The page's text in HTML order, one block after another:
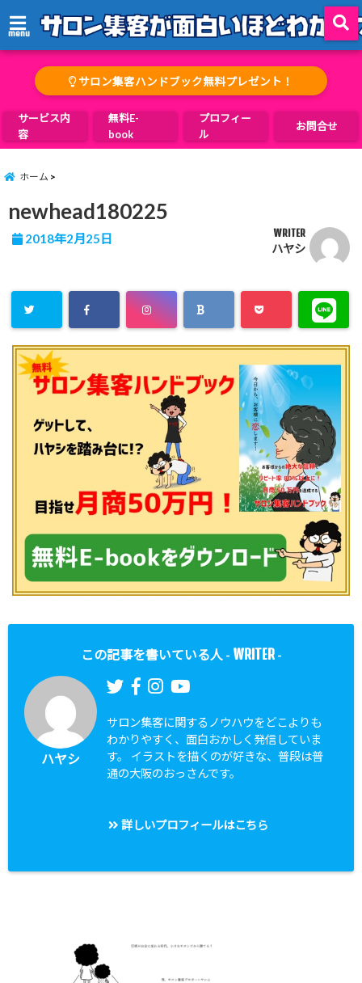
menu
サロン集客ハンドブック無料プレゼント！
サービス内
容
無料E-
book
プロフィー
ル
お問合せ
ホーム
newhead180225
2018年2月25日 WRITER
ハヤシ
この記事を書いている人 - WRITER-
ハヤシ
サロン集客に関するノウハウをどこよりも
わかりやすく、面白おかしく発信していま
す。 イラストを描くのが好きな、普段は普
通の大阪のおっさんです。
詳しいプロフィールはこちら